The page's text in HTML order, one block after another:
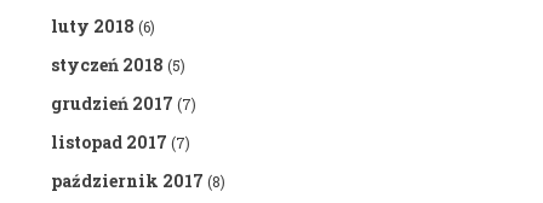
luty 2018 (6)
styczeń 2018 (5)
grudzień 2017 (7)
listopad 2017 (7)
październik 2017 (8)